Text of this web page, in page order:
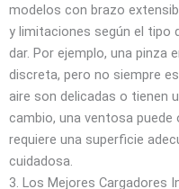
modelos con brazo
y limitaciones según el tipo
dar. Por ejemplo, una pinza
discreta, pero no siempre
aire son delicadas o tienen
cambio, una ventosa puede
requiere una superficie
cuidadosa.
3. Los Mejores Cargadores